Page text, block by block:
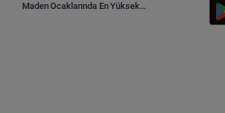
Maden Ocaklarında En Yüksek Gider Kalemleri Nelerdir?